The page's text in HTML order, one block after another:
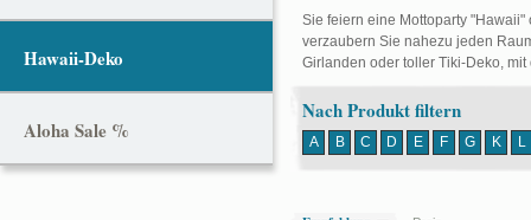
Sie feiern eine Mottoparty
verzaubern Sie nahezu jeden
Girlanden oder toller Tiki-Deko,
Nach Produkt filtern
A B C D E F G K L
Hawaii-Deko
Aloha Sale %